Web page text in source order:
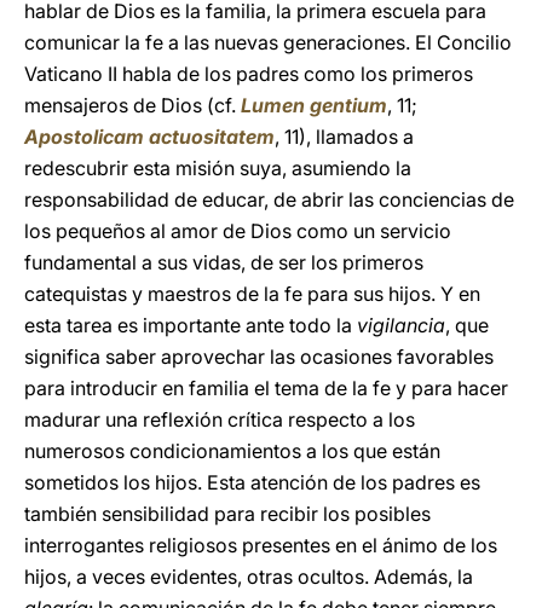
hablar de Dios es la familia, la primera escuela para
comunicar la fe a las nuevas generaciones. El Concilio
Vaticano II habla de los padres como los primeros
mensajeros de Dios (cf. Lumen gentium, 11;
Apostolicam actuositatem, 11), llamados a
redescubrir esta misión suya, asumiendo la
responsabilidad de educar, de abrir las conciencias de
los pequeños al amor de Dios como un servicio
fundamental a sus vidas, de ser los primeros
catequistas y maestros de la fe para sus hijos. Y en
esta tarea es importante ante todo la vigilancia, que
significa saber aprovechar las ocasiones favorables
para introducir en familia el tema de la fe y para hacer
madurar una reflexión crítica respecto a los
numerosos condicionamientos a los que están
sometidos los hijos. Esta atención de los padres es
también sensibilidad para recibir los posibles
interrogantes religiosos presentes en el ánimo de los
hijos, a veces evidentes, otras ocultos. Además, la